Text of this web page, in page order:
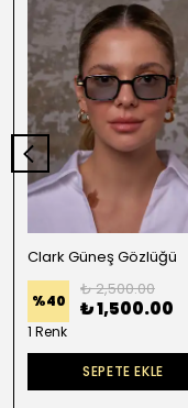
Clark Güneş Gözlüğü
%40
₺ 2,500.00
₺ 1,500.00
1 Renk
SEPETE EKLE